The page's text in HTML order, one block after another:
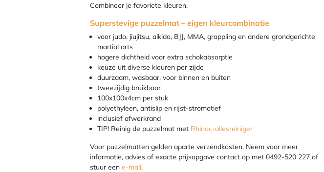
Combineer je favoriete kleuren.
Superstevige puzzelmat – eigen kleurcombinatie
voor judo, jiujitsu, aikido, BJJ, MMA, grappling en andere grondgerichte
martial arts
hogere dichtheid voor extra schokabsorptie
keuze uit diverse kleuren per zijde
duurzaam, wasbaar, voor binnen en buiten
tweezijdig bruikbaar
100x100x4cm per stuk
polyethyleen, antislip en rijst-stromotief
inclusief afwerkrand
TIP! Reinig de puzzelmat met Rhinoc-allesreiniger
Voor puzzelmatten gelden aparte verzendkosten. Neem voor meer
informatie, advies of exacte prijsopgave contact op met 0492-520 227 of
stuur een e-mail.